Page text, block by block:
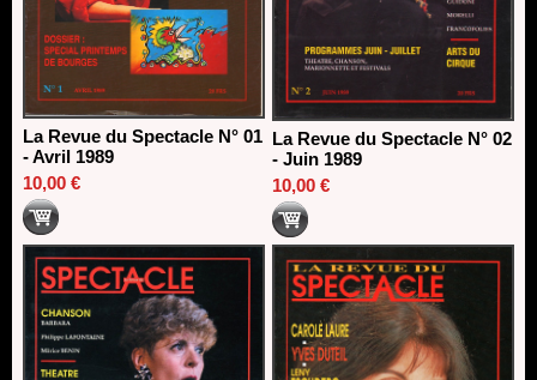
La Revue du Spectacle N° 01
- Avril 1989
10,00 €
La Revue du Spectacle N° 02
- Juin 1989
10,00 €